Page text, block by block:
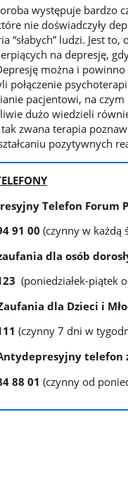
występuje bardzo
nie doświadczyły
“słabych” ludzi. Jest
na depresję,
można i
połączenie
pacjentowi, na
dużo wiedzieli
zwana terapia
pozytywnych
Telefon Forum
91 00 (czynny w każdą
dla osób
(poniedziałek-piątek
dla Dzieci i
(czynny 7 dni w
telefon
88 01 (czynny od